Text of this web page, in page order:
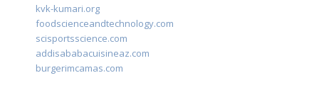
kvk-kumari.org
foodscienceandtechnology.com
scisportsscience.com
addisababacuisineaz.com
burgerimcamas.com